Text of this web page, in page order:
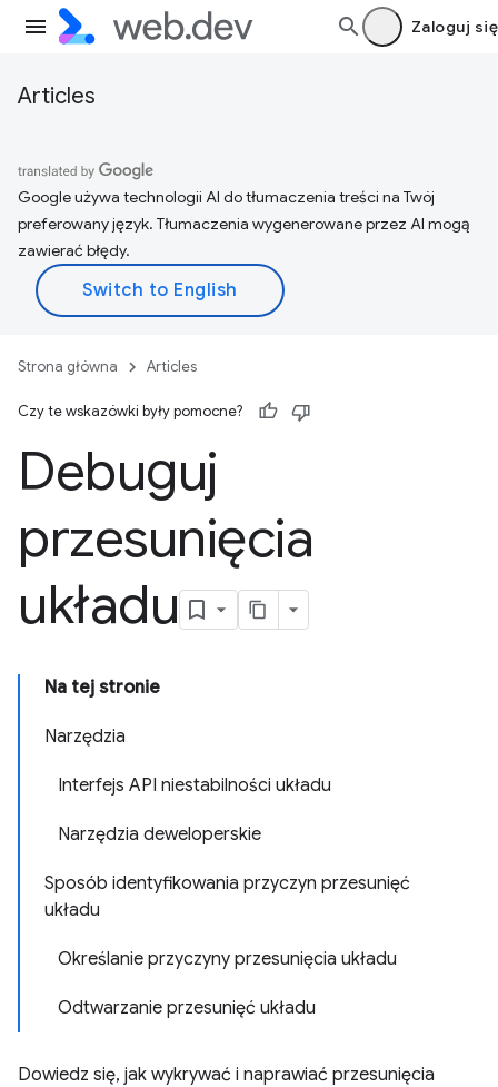
Zaloguj się
Articles
Google używa technologii AI do tłumaczenia treści na Twój
preferowany język. Tłumaczenia wygenerowane przez AI mogą
zawierać błędy.
Strona główna Articles
Czy te wskazówki były pomocne?
Debuguj
przesunięcia
układu
Na tej stronie
Narzędzia
Interfejs API niestabilności układu
Narzędzia deweloperskie
Sposób identyfikowania przyczyn przesunięć
układu
Określanie przyczyny przesunięcia układu
Odtwarzanie przesunięć układu
Dowiedz się, jak wykrywać i naprawiać przesunięcia